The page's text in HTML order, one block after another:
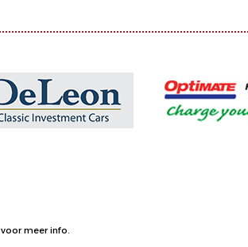
voor meer info.